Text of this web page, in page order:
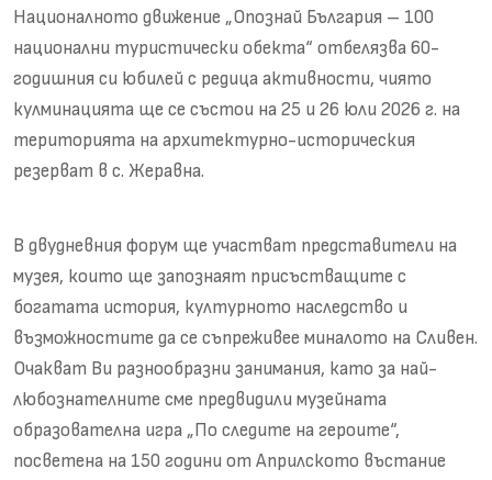
Националното движение „Опознай България – 100
национални туристически обекта“ отбелязва 60-
годишния си юбилей с редица активности, чиято
кулминацията ще се състои на 25 и 26 юли 2026 г. на
територията на архитектурно-историческия
резерват в с. Жеравна.
В двудневния форум ще участват представители на
музея, които ще запознаят присъстващите с
богатата история, културното наследство и
възможностите да се съпреживее миналото на Сливен.
Очакват Ви разнообразни занимания, като за най-
любознателните сме предвидили музейната
образователна игра „По следите на героите“,
посветена на 150 години от Априлското въстание